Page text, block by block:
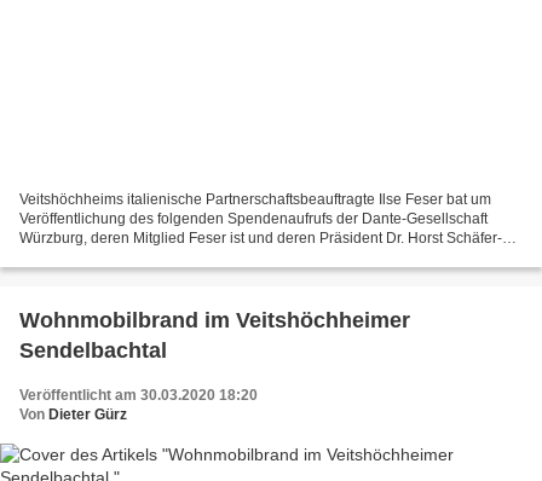
Veitshöchheims italienische Partnerschaftsbeauftragte Ilse Feser bat um
Veröffentlichung des folgenden Spendenaufrufs der Dante-Gesellschaft
Würzburg, deren Mitglied Feser ist und deren Präsident Dr. Horst Schäfer-
Wohnmobilbrand im Veitshöchheimer
Sendelbachtal
Veröffentlicht am 30.03.2020 18:20
Von Dieter Gürz